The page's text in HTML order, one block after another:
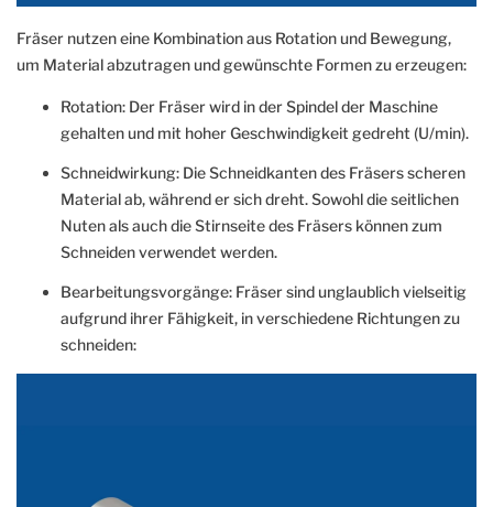
Fräser nutzen eine Kombination aus Rotation und Bewegung,
um Material abzutragen und gewünschte Formen zu erzeugen:
Rotation: Der Fräser wird in der Spindel der Maschine
gehalten und mit hoher Geschwindigkeit gedreht (U/min).
Schneidwirkung: Die Schneidkanten des Fräsers scheren
Material ab, während er sich dreht. Sowohl die seitlichen
Nuten als auch die Stirnseite des Fräsers können zum
Schneiden verwendet werden.
Bearbeitungsvorgänge: Fräser sind unglaublich vielseitig
aufgrund ihrer Fähigkeit, in verschiedene Richtungen zu
schneiden: